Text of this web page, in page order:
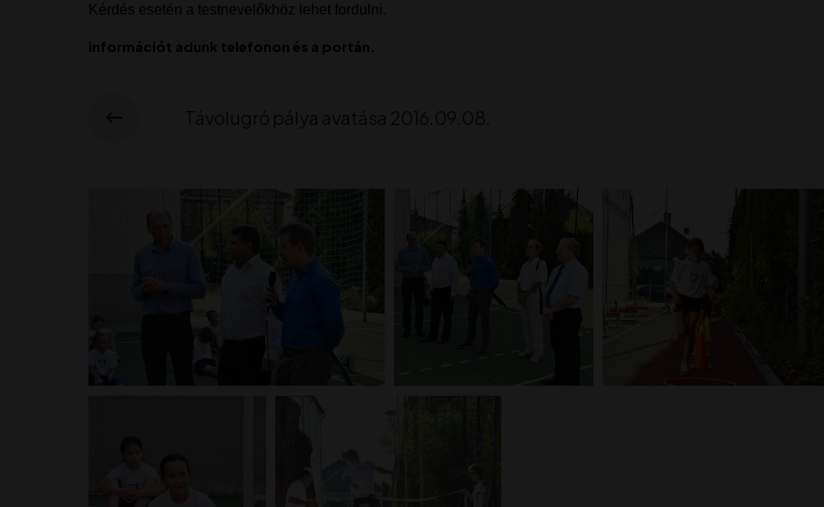
Kérdés esetén a testnevelőkhöz lehet fordulni.
információt adunk telefonon és a portán.
Távolugró pálya avatása 2016.09.08.